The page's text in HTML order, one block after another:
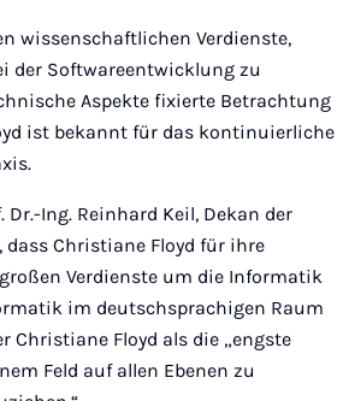
wissenschaftlichen Verdienste,
der Softwareentwicklung zu
Aspekte fixierte Betrachtung
ist bekannt für das kontinuierliche
Ing. Reinhard Keil, Dekan der
Christiane Floyd für ihre
Verdienste um die Informatik
im deutschsprachigen Raum
Christiane Floyd als die „engste
Feld auf allen Ebenen zu